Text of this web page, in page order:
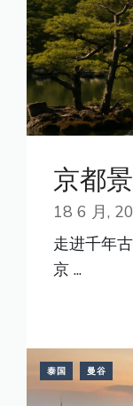
京都
18 6 月,
走进千年
京 ...
泰国 曼谷